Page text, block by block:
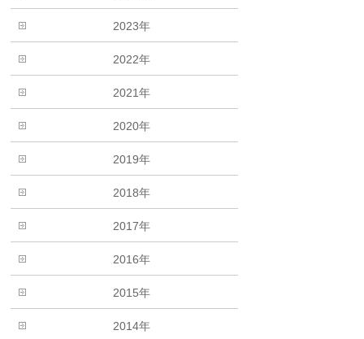
2023年
2022年
2021年
2020年
2019年
2018年
2017年
2016年
2015年
2014年